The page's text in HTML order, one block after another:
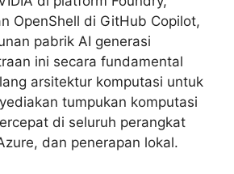
OpenShell di GitHub Copilot,
pabrik AI generasi
ini secara fundamental
arsitektur komputasi untuk
tumpukan komputasi
di seluruh perangkat
dan penerapan lokal.